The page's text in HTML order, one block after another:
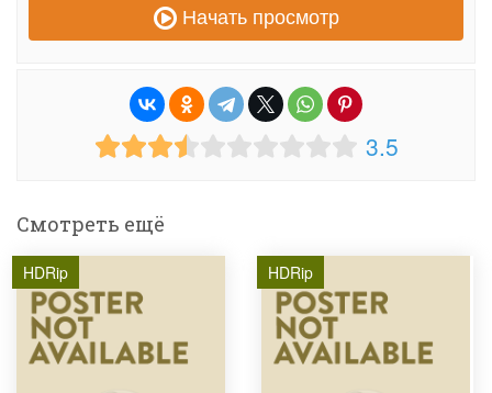
Начать просмотр
3.5
Смотреть ещё
HDRip HDRip